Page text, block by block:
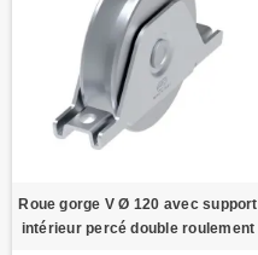
Roue gorge V Ø 120 avec support
intérieur percé double roulement